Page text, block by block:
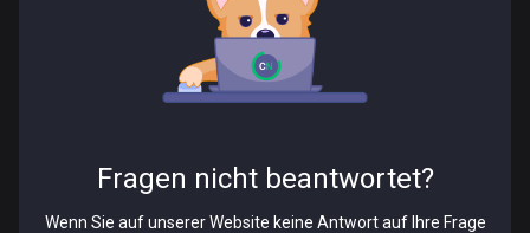
Fragen nicht beantwortet?
Wenn Sie auf unserer Website keine Antwort auf Ihre Frage